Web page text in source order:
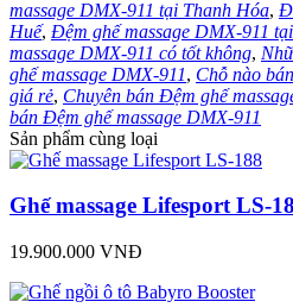
massage DMX‑911 tại Thanh Hóa,
Huế, Đệm ghế massage DMX‑911
massage DMX‑911 có tốt không,
ghế massage DMX‑911, Chỗ nào
giá rẻ, Chuyên bán Đệm ghế
bán Đệm ghế massage DMX‑911
Sản phẩm cùng loại
Ghế massage Lifesport LS-
19.900.000 VNĐ